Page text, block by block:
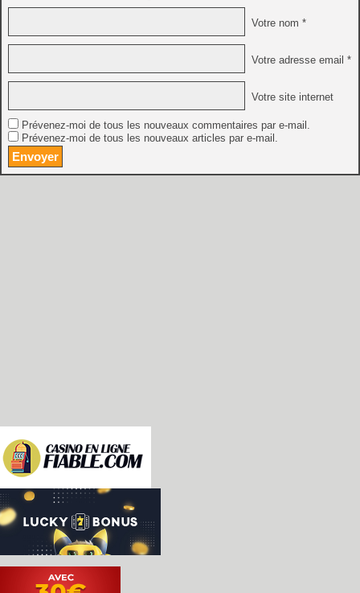
Votre nom *
Votre adresse email *
Votre site internet
Prévenez-moi de tous les nouveaux commentaires par e-mail.
Prévenez-moi de tous les nouveaux articles par e-mail.